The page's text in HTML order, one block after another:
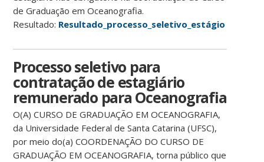
de Graduação em Oceanografia.
Resultado: Resultado_processo_seletivo_estágio
Processo seletivo para
contratação de estagiário
remunerado para Oceanografia
O(A) CURSO DE GRADUAÇÃO EM OCEANOGRAFIA,
da Universidade Federal de Santa Catarina (UFSC),
por meio do(a) COORDENAÇÃO DO CURSO DE
GRADUAÇÃO EM OCEANOGRAFIA, torna público que